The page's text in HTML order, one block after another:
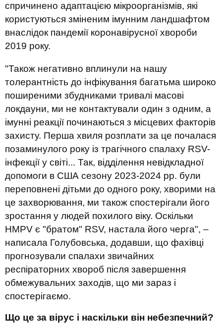
спричинено адаптацією мікроорганізмів, які
користуються зміненим імунним ландшафтом
внаслідок пандемії коронавірусної хвороби
2019 року.
"Також негативно вплинули на нашу
толерантність до інфікування багатьма широко
поширеними збудниками тривалі масові
локдауни, ми не контактували один з одним, а
імунні реакції починаються з місцевих факторів
захисту. Перша хвиля розплати за це почалася
позаминулого року із трагічного спалаху RSV-
інфекції у світі... Так, відділення невідкладної
допомоги в США сезону 2023-2024 рр. були
переповнені дітьми до одного року, хворими на
це захворювання, ми також спостерігали його
зростання у людей похилого віку. Оскільки
HMPV є "братом" RSV, настала його черга", –
написала Голубовська, додавши, що фахівці
прогнозували спалахи звичайних
респіраторних хвороб після завершення
обмежувальних заходів, щo ми зараз і
спостерігаємо.
Що це за вірус і наскільки він небезпечний?